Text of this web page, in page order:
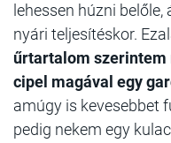
lehessen húzni
nyári teljesítéskor.
űrtartalom szerintem
cipel magával egy
amúgy is kevesebbet
pedig nekem egy